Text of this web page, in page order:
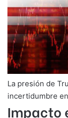
La presión de
incertidumbre
Impacto